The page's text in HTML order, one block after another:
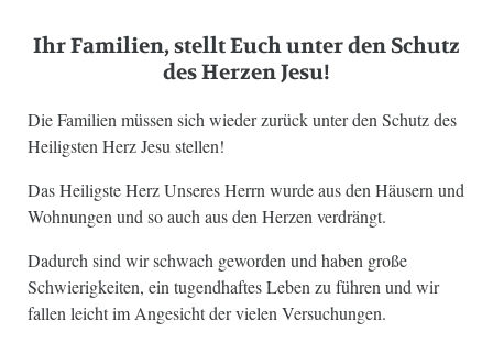
Ihr Familien, stellt Euch unter den Schutz
des Herzen Jesu!
Die Familien müssen sich wieder zurück unter den Schutz des
Heiligsten Herz Jesu stellen!
Das Heiligste Herz Unseres Herrn wurde aus den Häusern und
Wohnungen und so auch aus den Herzen verdrängt.
Dadurch sind wir schwach geworden und haben große
Schwierigkeiten, ein tugendhaftes Leben zu führen und wir
fallen leicht im Angesicht der vielen Versuchungen.